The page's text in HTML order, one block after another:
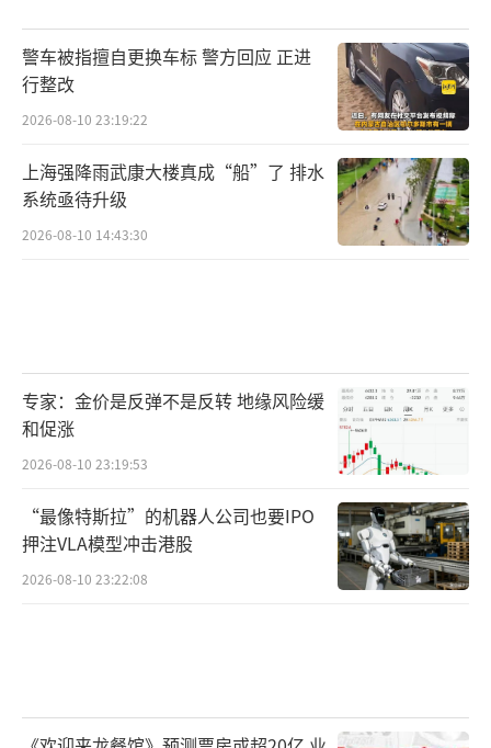
警车被指擅自更换车标 警方回应 正进
行整改
2026-08-10 23:19:22
上海强降雨武康大楼真成“船”了 排水
系统亟待升级
2026-08-10 14:43:30
专家：金价是反弹不是反转 地缘风险缓
和促涨
2026-08-10 23:19:53
“最像特斯拉”的机器人公司也要IPO
押注VLA模型冲击港股
2026-08-10 23:22:08